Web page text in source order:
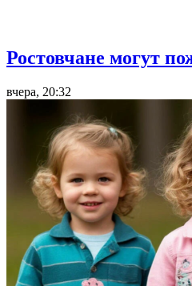
Ростовчане могут
вчера, 20:32